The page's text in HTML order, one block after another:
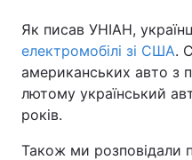
Як писав УНІАН,
електромобілі зі США.
американських авто з
лютому український
років.
Також ми розповідали